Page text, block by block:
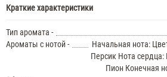
ML
женские
Azzaro
Краткие характеристики
Тип аромата -
Ароматы с нотой -
Начальная нота:
Персик Нота
Пион Конечная